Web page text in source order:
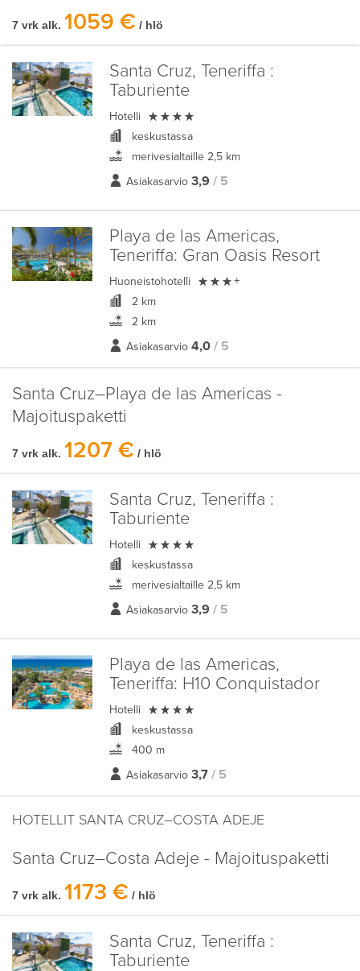
7 vrk alk. 1059 € / hlö
Santa Cruz, Teneriffa :
Taburiente
Hotelli 
keskustassa
merivesialtaille 2,5 km
Asiakasarvio 3,9 / 5
Playa de las Americas,
Teneriffa: Gran Oasis Resort
Huoneistohotelli  +
2 km
2 km
Asiakasarvio 4,0 / 5
Santa Cruz–Playa de las Americas -
Majoituspaketti
7 vrk alk. 1207 € / hlö
Santa Cruz, Teneriffa :
Taburiente
Hotelli 
keskustassa
merivesialtaille 2,5 km
Asiakasarvio 3,9 / 5
Playa de las Americas,
Teneriffa: H10 Conquistador
Hotelli 
keskustassa
400 m
Asiakasarvio 3,7 / 5
HOTELLIT SANTA CRUZ–COSTA ADEJE
Santa Cruz–Costa Adeje - Majoituspaketti
7 vrk alk. 1173 € / hlö
Santa Cruz, Teneriffa :
Taburiente